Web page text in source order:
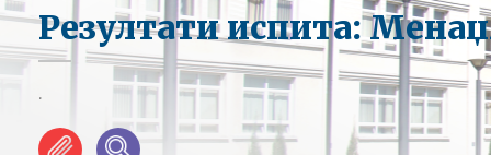
Резултати испита:
.